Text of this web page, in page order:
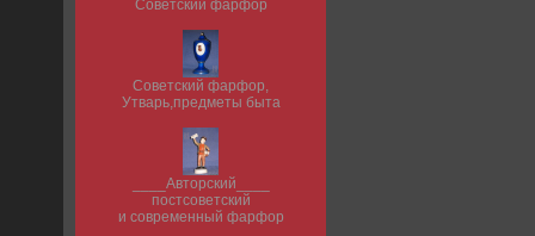
Советский фарфор
Советский фарфор,
Утварь,предметы быта
____Авторский____
постсоветский
и современный фарфор